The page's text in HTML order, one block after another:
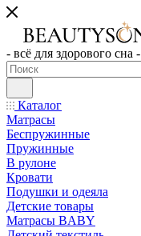
- всё для здорового сна -
Каталог
Матрасы
Беспружинные
Пружинные
В рулоне
Кровати
Подушки и одеяла
Детские товары
Матрасы BABY